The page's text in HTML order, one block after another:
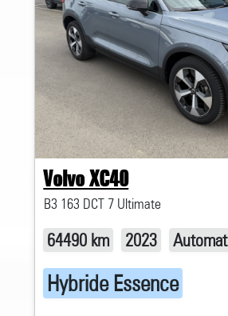
Volvo XC40
B3 163 DCT 7 Ultimate
64490 km 2023
Hybride Essence